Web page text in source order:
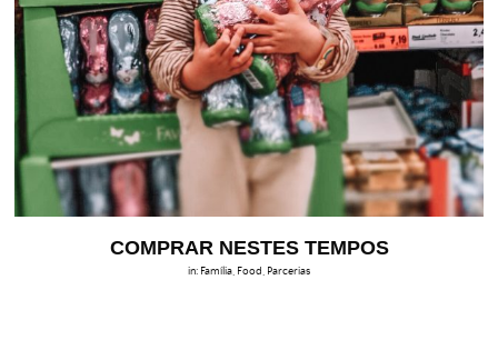
COMPRAR NESTES TEMPOS
in: Família Food Parcerias